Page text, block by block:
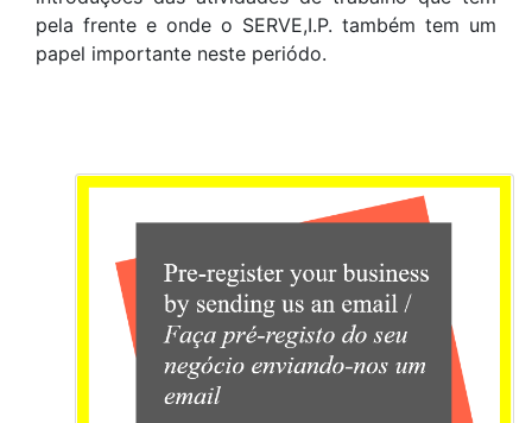
pela frente e onde o SERVE,I.P. também tem um
papel importante neste periódo.